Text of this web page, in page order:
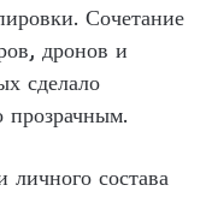
Сочетание
дронов и
сделало
прозрачным.
состава